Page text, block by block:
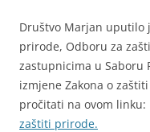
Društvo Marjan uputilo
prirode, Odboru za
zastupnicima u Saboru
izmjene Zakona o
pročitati na ovom linku:
zaštiti prirode.